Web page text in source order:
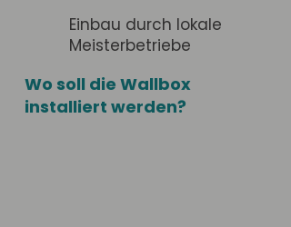
Einbau durch lokale
Meisterbetriebe
Wo soll die Wallbox
installiert werden?